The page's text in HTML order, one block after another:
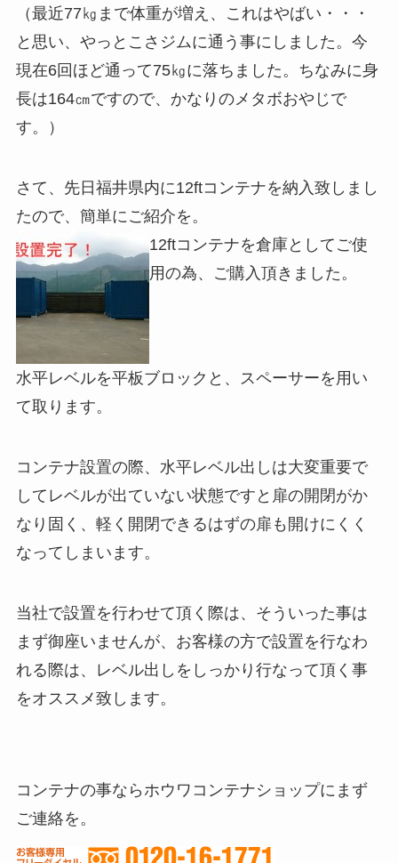
（最近77㎏まで体重が増え、これはやばい・・・
と思い、やっとこさジムに通う事にしました。今
現在6回ほど通って75㎏に落ちました。ちなみに身
長は164㎝ですので、かなりのメタボおやじで
す。）
さて、先日福井県内に12ftコンテナを納入致しまし
たので、簡単にご紹介を。
12ftコンテナを倉庫としてご使
用の為、ご購入頂きました。
水平レベルを平板ブロックと、スペーサーを用い
て取ります。
コンテナ設置の際、水平レベル出しは大変重要で
してレベルが出ていない状態ですと扉の開閉がか
なり固く、軽く開閉できるはずの扉も開けにくく
なってしまいます。
当社で設置を行わせて頂く際は、そういった事は
まず御座いませんが、お客様の方で設置を行なわ
れる際は、レベル出しをしっかり行なって頂く事
をオススメ致します。
コンテナの事ならホウワコンテナショップにまず
ご連絡を。